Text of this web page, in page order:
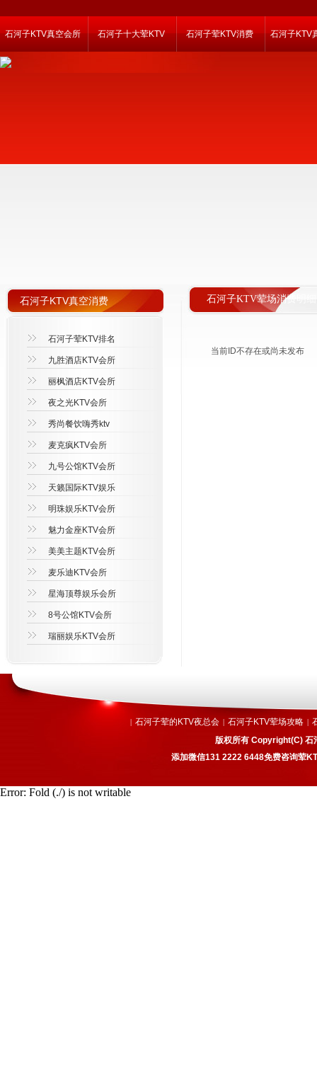
石河子KTV真空会所 石河子十大荤KTV 石河子荤KTV消费 石河子KTV
石河子KTV荤场消费明细
石河子KTV真空消费
石河子荤KTV排名
九胜酒店KTV会所
丽枫酒店KTV会所
夜之光KTV会所
秀尚餐饮嗨秀ktv
麦克疯KTV会所
九号公馆KTV会所
天籁国际KTV娱乐
明珠娱乐KTV会所
魅力金座KTV会所
美美主题KTV会所
麦乐迪KTV会所
星海顶尊娱乐会所
8号公馆KTV会所
瑞丽娱乐KTV会所
当前ID不存在或尚未发布
| 石河子荤的KTV夜总会 | 石河子KTV荤场攻略 |
版权所有 Copyright(C) 石
添加微信131 2222 6448免费咨询荤
Error: Fold (./) is not writable